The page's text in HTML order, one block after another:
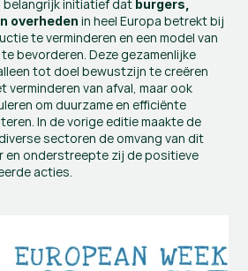
belangrijk initiatief dat burgers,
overheden in heel Europa betrekt bij
te bevorderen. Deze gezamenlijke
tot doel bewustzijn te creëren
verminderen van afval, maar ook
om duurzame en efficiënte
In de vorige editie maakte de
sectoren de omvang van dit
en onderstreepte zij de positieve
acties.